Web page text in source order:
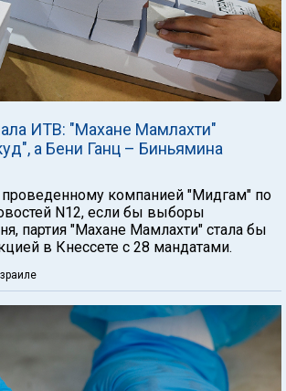
ИТВ: "Махане Мамлахти"
а Бени Ганц – Биньямина
проведенному компанией "Мидгам" по
N12, если бы выборы
партия "Махане Мамлахти" стала бы
в Кнессете с 28 мандатами.